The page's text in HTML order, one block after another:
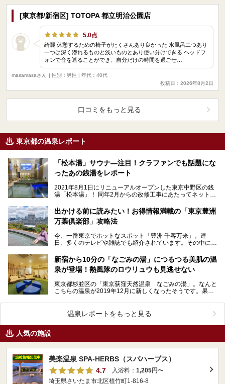
[東京都/新宿区] TOTOPA 都立明治公園店
5.0点
綺麗 休憩するための椅子がたくさんあり良かった 水風呂二つあり
一つは深く潜れるものと浅いものとあり使い分けできる ヘッドフ
ォンで音を遮ることができ、自分だけの時間を過ごせ…
masamasaさん
| 性別：男性 | 年代：40代
投稿日：2026年8月2日
口コミをもっと見る
東京都の温泉レポート
「松本湯」サウナ―注目！クラファンでも話題にな
ったあの銭湯をレポート
2021年8月1日にリニューアルオープンした東京中野区の銭
湯「松本湯」！ 同年2月からの改修工事にあたってネットで
出かける前に読みたい！お得情報満載の「東京豊洲
万葉倶楽部」攻略法
今、一番東京でホットなスポット「豊洲 千客万来」。連
日、多くのテレビや雑誌でも紹介されています。その中にあ
集…
新宿から10分の「なごみの湯」につるつる美肌の温
泉が登場！熱風隊のロウリュウも見逃せない
東京都杉並区の「東京荻窪天然温泉 なごみの湯」。なんと
こちらの温泉が2019年12月に新しくなったそうです。果た
温泉レポートをもっと見る
人気の施設
美楽温泉 SPA-HERBS（スパハーブス）
4.7
入浴料： 1,205円〜
埼玉県さいたま市北区植竹町1-816-8